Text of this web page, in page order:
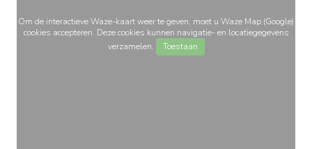
Om de interactieve Waze-kaart weer te geven, moet u Waze Map (Google)
cookies accepteren. Deze cookies kunnen navigatie- en locatiegegevens
verzamelen.
Toestaan